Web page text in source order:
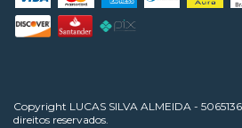
Copyright LUCAS SILVA ALMEIDA -
direitos reservados.